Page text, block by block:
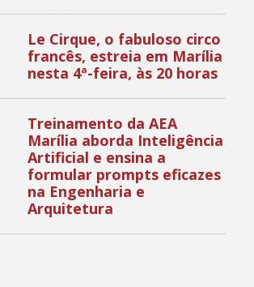
Le Cirque, o fabuloso circo
francês, estreia em Marília
nesta 4ª-feira, às 20 horas
Treinamento da AEA
Marília aborda Inteligência
Artificial e ensina a
formular prompts eficazes
na Engenharia e
Arquitetura